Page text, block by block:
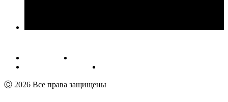
Публичная оферта
Пользовательское соглашение
Ⓒ 2026 Все права защищены